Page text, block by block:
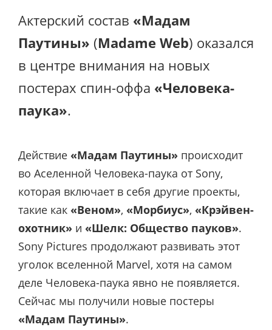
Актерский состав «Мадам
Паутины» (Madame Web) оказался
в центре внимания на новых
постерах спин-оффа «Человека-
паука».
Действие «Мадам Паутины» происходит
во Аселенной Человека-паука от Sony,
которая включает в себя другие проекты,
такие как «Веном», «Морбиус», «Крэйвен-
охотник» и «Шелк: Общество пауков».
Sony Pictures продолжают развивать этот
уголок вселенной Marvel, хотя на самом
деле Человека-паука явно не появляется.
Сейчас мы получили новые постеры
«Мадам Паутины».